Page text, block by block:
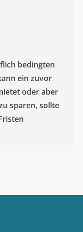
bedingten
ein zuvor
oder aber
sparen, sollte